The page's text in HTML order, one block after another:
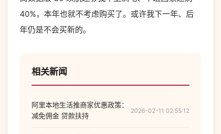
40%，本年也就不考虑购买了。或许我下一年、后
年仍是不会买新的。
相关新闻
阿里本地生活推商家优惠政策：
减免佣金 贷款扶持
2026-02-11 02:55:12